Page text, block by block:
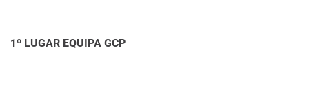
1º LUGAR EQUIPA GCP